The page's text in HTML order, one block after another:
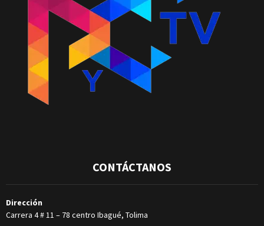
CONTÁCTANOS
Dirección
Carrera 4 # 11 – 78 centro Ibagué, Tolima